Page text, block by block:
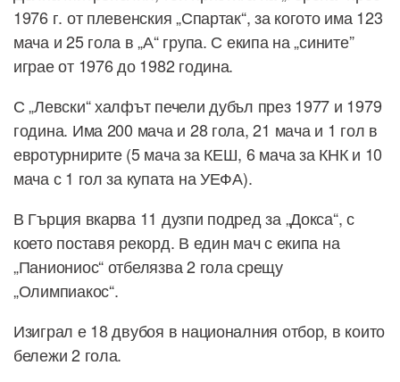
1976 г. от плевенския „Спартак“, за когото има 123
мача и 25 гола в „А“ група. С екипа на „сините”
играе от 1976 до 1982 година.
С „Левски“ халфът печели дубъл през 1977 и 1979
година. Има 200 мача и 28 гола, 21 мача и 1 гол в
евротурнирите (5 мача за КЕШ, 6 мача за КНК и 10
мача с 1 гол за купата на УЕФА).
В Гърция вкарва 11 дузпи подред за „Докса“, с
което поставя рекорд. В един мач с екипа на
„Паниониос“ отбелязва 2 гола срещу
„Олимпиакос“.
Изиграл е 18 двубоя в националния отбор, в които
бележи 2 гола.